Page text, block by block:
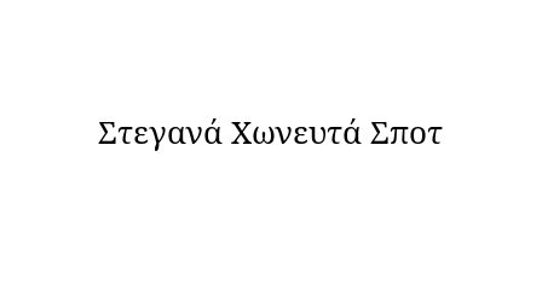
Στεγανά Χωνευτά Σποτ